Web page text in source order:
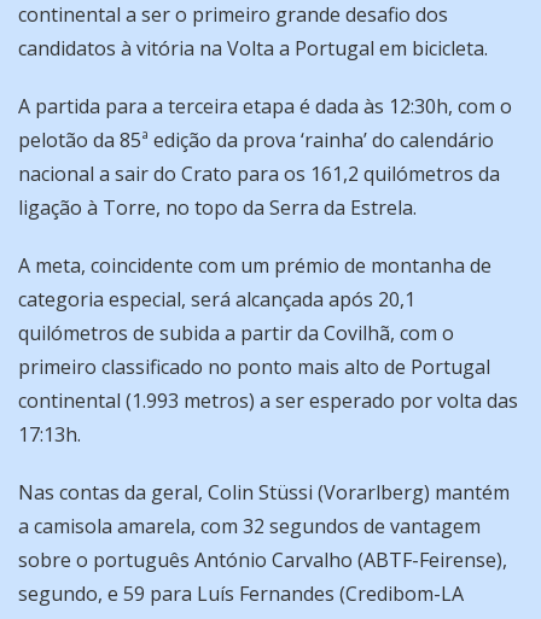
continental a ser o primeiro grande desafio dos
candidatos à vitória na Volta a Portugal em bicicleta.
A partida para a terceira etapa é dada às 12:30h, com o
pelotão da 85ª edição da prova ‘rainha’ do calendário
nacional a sair do Crato para os 161,2 quilómetros da
ligação à Torre, no topo da Serra da Estrela.
A meta, coincidente com um prémio de montanha de
categoria especial, será alcançada após 20,1
quilómetros de subida a partir da Covilhã, com o
primeiro classificado no ponto mais alto de Portugal
continental (1.993 metros) a ser esperado por volta das
17:13h.
Nas contas da geral, Colin Stüssi (Vorarlberg) mantém
a camisola amarela, com 32 segundos de vantagem
sobre o português António Carvalho (ABTF-Feirense),
segundo, e 59 para Luís Fernandes (Credibom-LA